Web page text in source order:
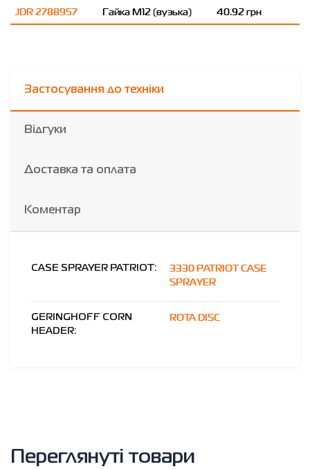
JDR 2788957
Гайка М12 (вузька) 40.92 грн
Застосування до техніки
Відгуки
Доставка та оплата
Коментар
CASE SPRAYER PATRIOT:
3330 PATRIOT CASE
SPRAYER
GERINGHOFF CORN
HEADER:
ROTA DISC
Переглянуті товари